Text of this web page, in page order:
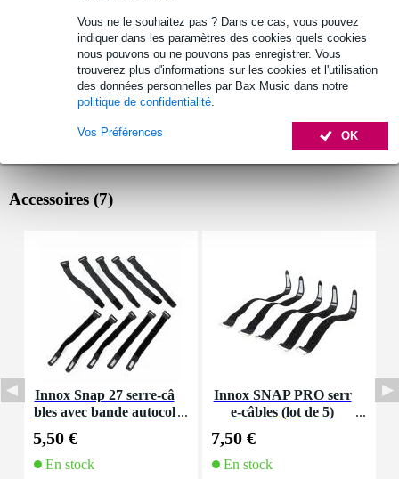
Vous ne le souhaitez pas ? Dans ce cas, vous pouvez
indiquer dans les paramètres des cookies quels cookies
nous pouvons ou ne pouvons pas enregistrer. Vous
trouverez plus d'informations sur les cookies et l'utilisation
des données personnelles par Bax Music dans notre
politique de confidentialité.
OK
Vos Préférences
Accessoires (7)
Innox Snap 27 serre-câ
bles avec bande autocol
5,50 €
En stock
Innox SNAP PRO serr
e-câbles (lot de 5)
7,50 €
En stock